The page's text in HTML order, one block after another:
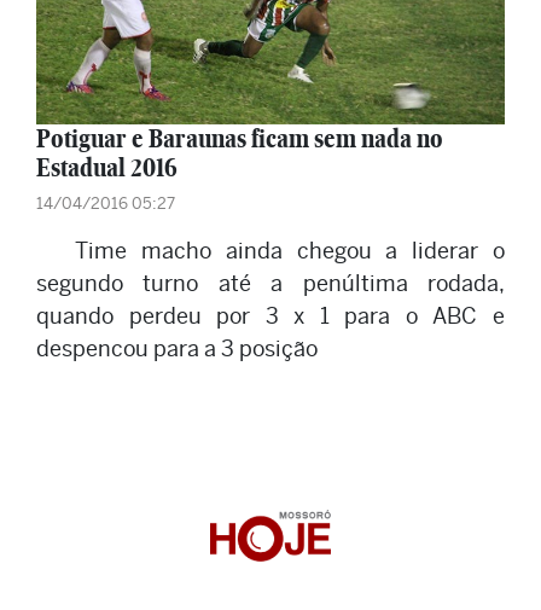
Potiguar e Baraunas ficam sem nada no
Estadual 2016
14/04/2016 05:27
Time macho ainda chegou a liderar o
segundo turno até a penúltima rodada,
quando perdeu por 3 x 1 para o ABC e
despencou para a 3 posição